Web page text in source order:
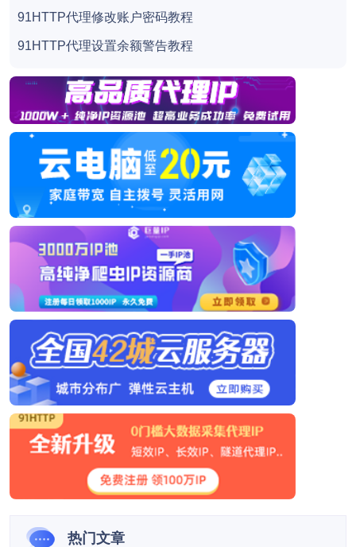
91HTTP代理修改账户密码教程
91HTTP代理设置余额警告教程
热门文章